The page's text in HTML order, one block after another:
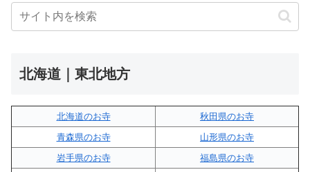
北海道｜東北地方
北海道のお寺
秋田県のお寺
青森県のお寺
山形県のお寺
岩手県のお寺
福島県のお寺